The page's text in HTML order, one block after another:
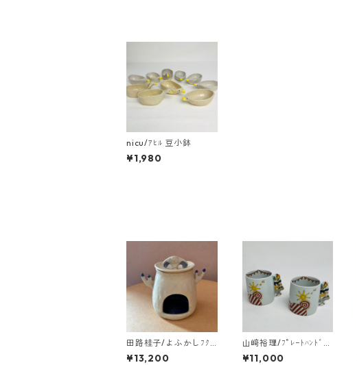
nicu/ｱﾋﾙ 豆小鉢
¥1,980
田路桂子/よふかしﾌｸﾛ
ｳの茶香炉
¥13,200
山﨑裕理/ﾌﾟﾚｰﾄﾊﾝﾄﾞﾙﾏ
ｸﾞ ・ﾌﾞﾚｰﾒﾝの音楽隊
¥11,000